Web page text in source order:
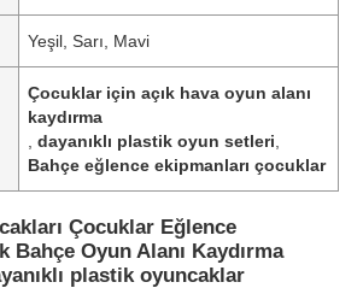
Yeşil, Sarı, Mavi
Çocuklar için açık hava oyun alanı
kaydırma
,dayanıklı plastik oyun setleri
Bahçe eğlence ekipmanları çocuklar
Çocuklar Eğlence
Bahçe Oyun Alanı Kaydırma
plastik oyuncaklar